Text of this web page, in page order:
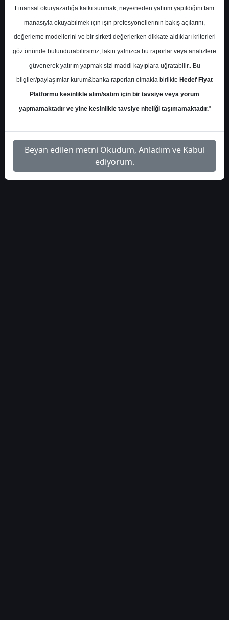
Salı, 11 Kasım 2025 00:00
S.No Dosya Adı İndir
1
deniz-yatirim-gunluk-
bulten-34392
İlgili
Dosyayı İndir
Finansal okuryazarlığa katkı sunmak, neye/neden yatırım yapıldığını tam
manasıyla okuyabilmek için işin profesyonellerinin bakış açılarını,
değerleme modellerini ve bir şirketi değerlerken dikkate aldıkları kriterleri
göz önünde bulundurabilirsiniz, lakin yalnızca bu raporlar veya analizlere
güvenerek yatırım yapmak sizi maddi kayıplara uğratabilir.. Bu
bilgiler/paylaşımlar kurum&banka raporları olmakla birlikte Hedef Fiyat
Platformu kesinlikle alım/satım için bir tavsiye veya yorum
yapmamaktadır ve yine kesinlikle tavsiye niteliği taşımamaktadır."
Beyan edilen metni Okudum, Anladım ve Kabul
ediyorum.